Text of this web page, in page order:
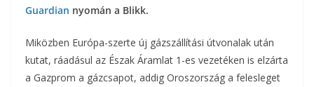
Guardian nyomán a Blikk.
Miközben Európa-szerte új gázszállítási útvonalak után
kutat, ráadásul az Észak Áramlat 1-es vezetéken is elzárta
a Gazprom a gázcsapot, addig Oroszország a felesleget